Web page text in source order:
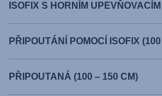
ISOFIX S HORNÍM
PŘIPOUTÁNÍ POMOCÍ ISOFIX
PŘIPOUTANÁ (100 – 150 CM)